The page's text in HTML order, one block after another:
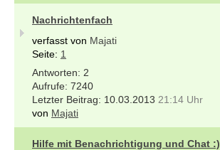
Nachrichtenfach
verfasst von Majati
Seite: 1
2
7240
10.03.2013 21:14 Uhr
von Majati
Hilfe mit Benachrichtigung und Chat :)